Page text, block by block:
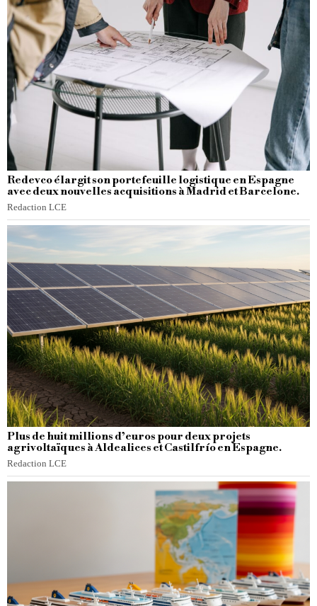
Redevco élargit son portefeuille logistique en Espagne
avec deux nouvelles acquisitions à Madrid et Barcelone.
Redaction LCE
Plus de huit millions d’euros pour deux projets
agrivoltaïques à Aldealices et Castilfrío en Espagne.
Redaction LCE